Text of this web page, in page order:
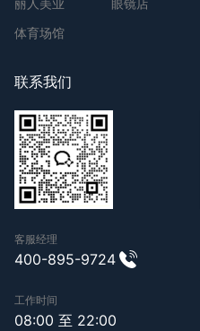
丽人美业
眼镜店
体育场馆
联系我们
客服经理
400-895-9724
工作时间
08:00 至 22:00